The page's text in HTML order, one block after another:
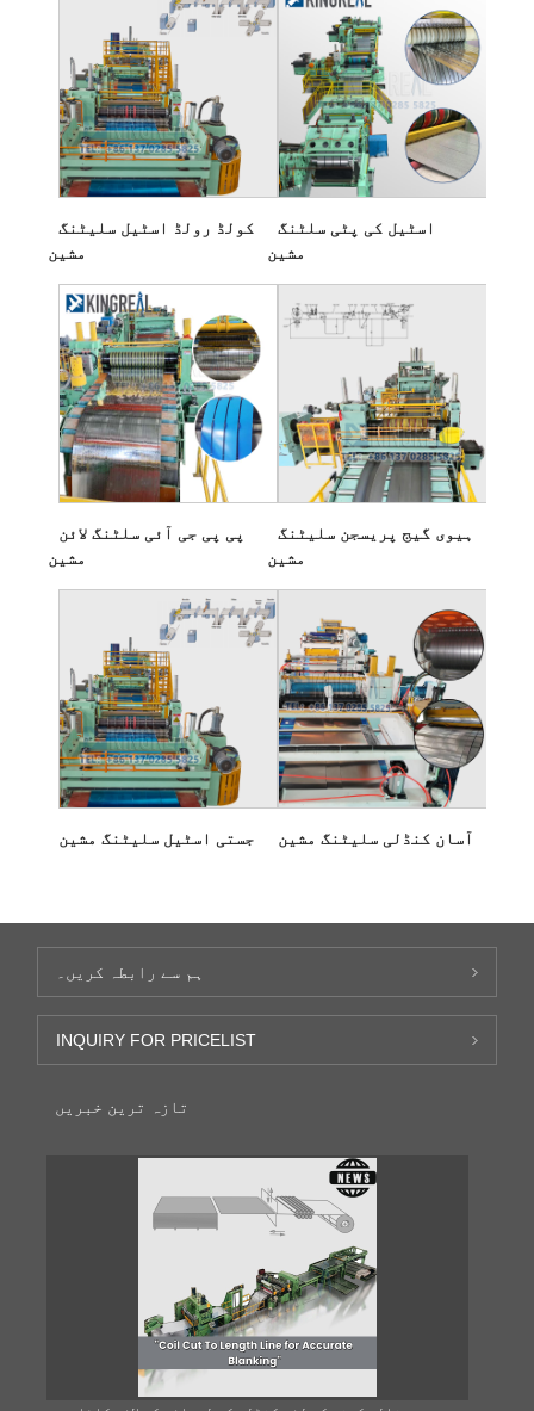
کولڈ رولڈ اسٹیل سلیٹنگ
مشین
اسٹیل کی پٹی سلٹنگ
مشین
پی پی جی آئی سلٹنگ لائن
مشین
ہیوی گیج پریسجن سلیٹنگ
مشین
جستی اسٹیل سلیٹنگ مشین آسان کنڈلی سلیٹنگ مشین
ہم سے رابطہ کریں۔
INQUIRY FOR PRICELIST
تازہ ترین خبریں